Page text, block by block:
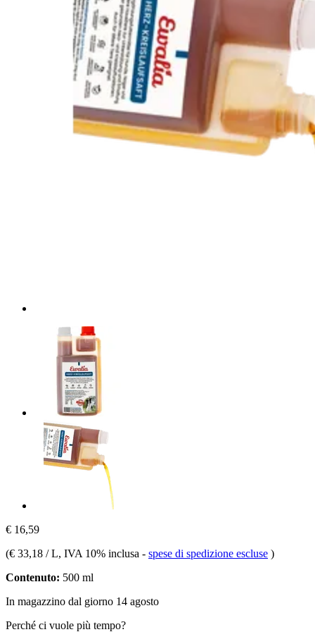
€ 16,59
(€ 33,18 / L, IVA 10% inclusa - spese di spedizione escluse )
Contenuto: 500 ml
In magazzino dal giorno 14 agosto
Perché ci vuole più tempo?